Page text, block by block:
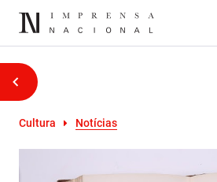
Cultura Notícias